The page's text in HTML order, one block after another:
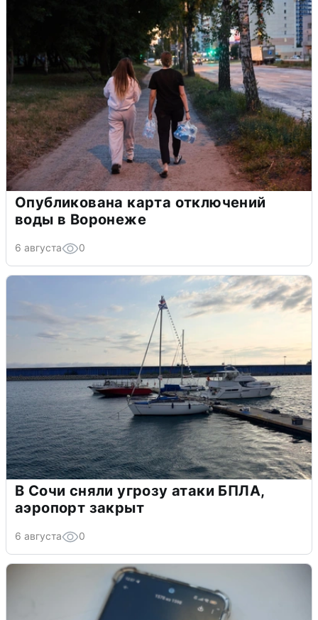
Опубликована карта отключений
воды в Воронеже
6 августа 0
В Сочи сняли угрозу атаки БПЛА,
аэропорт закрыт
6 августа 0